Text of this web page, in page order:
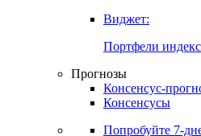
Виджет:
Портфели
Прогнозы
Консенсус-
Консенсусы
Попробуйте 7-